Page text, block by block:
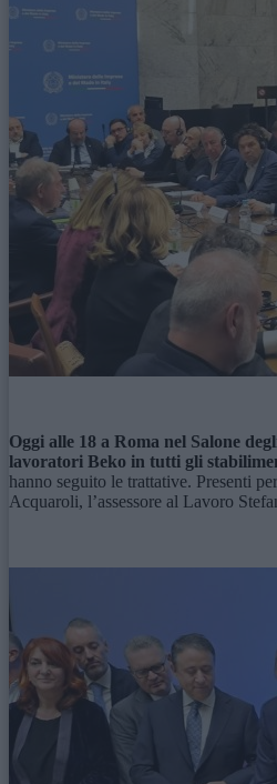
Oggi alle 18 a Roma nel Salone
lavoratori Beko in tutti gli
hanno seguito le trattative. Presenti
Acquaroli, l’assessore al Lavoro